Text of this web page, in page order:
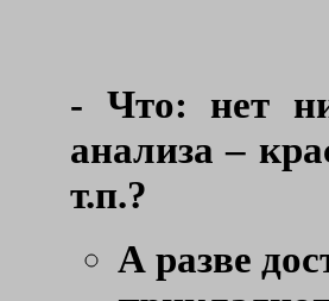
- Что: нет
анализа –
т.п.?
А разве